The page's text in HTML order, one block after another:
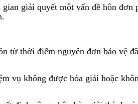
giải quyết một vấn đề hôn đơn
từ thời điểm nguyên đơn bảo vệ
vụ không được hòa giải hoặc